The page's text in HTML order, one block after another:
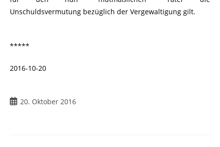
Unschuldsvermutung bezüglich der Vergewaltigung gilt.
*****
2016-10-20
20. Oktober 2016